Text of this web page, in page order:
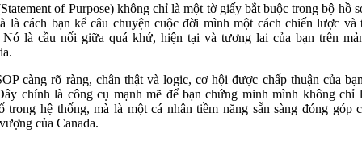
of Purpose) không chỉ là một tờ giấy bắt buộc trong bộ hồ
là cách bạn kể câu chuyện cuộc đời mình một cách chiến lược và
Nó là cầu nối giữa quá khứ, hiện tại và tương lai của bạn trên
càng rõ ràng, chân thật và logic, cơ hội được chấp thuận của
chính là công cụ mạnh mẽ để bạn chứng minh mình không chỉ
trong hệ thống, mà là một cá nhân tiềm năng sẵn sàng đóng góp
của Canada.